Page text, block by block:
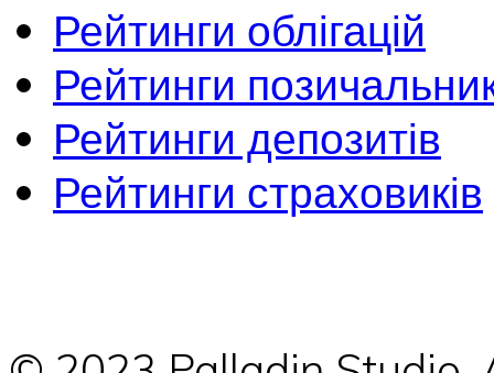
Рейтинги облігацій
Рейтинги
Рейтинги депозитів
Рейтинги страховиків